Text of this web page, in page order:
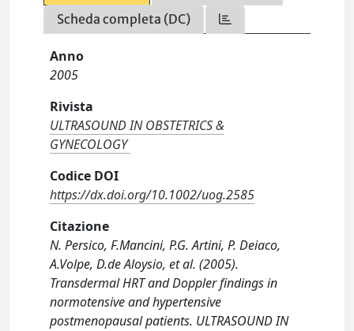
Scheda completa (DC)
Anno
2005
Rivista
ULTRASOUND IN OBSTETRICS &
GYNECOLOGY
Codice DOI
https://dx.doi.org/10.1002/uog.2585
Citazione
N. Persico, F.Mancini, P.G. Artini, P. Deiaco,
A.Volpe, D.de Aloysio, et al. (2005).
Transdermal HRT and Doppler findings in
normotensive and hypertensive
postmenopausal patients. ULTRASOUND IN